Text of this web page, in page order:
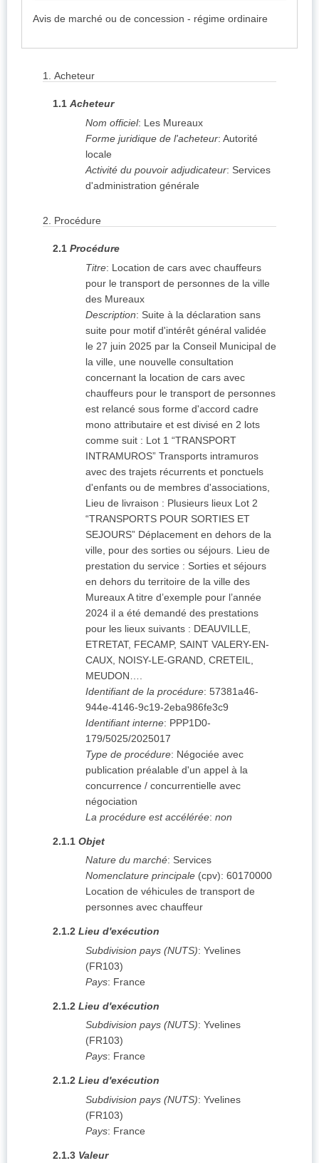
Avis de marché ou de concession - régime ordinaire
1. Acheteur
1.1 Acheteur
Nom officiel: Les Mureaux
Forme juridique de l'acheteur: Autorité
locale
Activité du pouvoir adjudicateur: Services
d'administration générale
2. Procédure
2.1 Procédure
Titre: Location de cars avec chauffeurs
pour le transport de personnes de la ville
des Mureaux
Description: Suite à la déclaration sans
suite pour motif d'intérêt général validée
le 27 juin 2025 par la Conseil Municipal de
la ville, une nouvelle consultation
concernant la location de cars avec
chauffeurs pour le transport de personnes
est relancé sous forme d'accord cadre
mono attributaire et est divisé en 2 lots
comme suit : Lot 1 “TRANSPORT
INTRAMUROS” Transports intramuros
avec des trajets récurrents et ponctuels
d'enfants ou de membres d'associations,
Lieu de livraison : Plusieurs lieux Lot 2
“TRANSPORTS POUR SORTIES ET
SEJOURS” Déplacement en dehors de la
ville, pour des sorties ou séjours. Lieu de
prestation du service : Sorties et séjours
en dehors du territoire de la ville des
Mureaux A titre d’exemple pour l’année
2024 il a été demandé des prestations
pour les lieux suivants : DEAUVILLE,
ETRETAT, FECAMP, SAINT VALERY-EN-
CAUX, NOISY-LE-GRAND, CRETEIL,
MEUDON….
Identifiant de la procédure: 57381a46-
944e-4146-9c19-2eba986fe3c9
Identifiant interne: PPP1D0-
179/5025/2025017
Type de procédure: Négociée avec
publication préalable d'un appel à la
concurrence / concurrentielle avec
négociation
La procédure est accélérée: non
2.1.1 Objet
Nature du marché: Services
Nomenclature principale (cpv): 60170000
Location de véhicules de transport de
personnes avec chauffeur
2.1.2 Lieu d'exécution
Subdivision pays (NUTS): Yvelines
(FR103)
Pays: France
2.1.2 Lieu d'exécution
Subdivision pays (NUTS): Yvelines
(FR103)
Pays: France
2.1.2 Lieu d'exécution
Subdivision pays (NUTS): Yvelines
(FR103)
Pays: France
2.1.3 Valeur